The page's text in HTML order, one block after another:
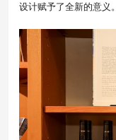
设计赋予了全新的意义。